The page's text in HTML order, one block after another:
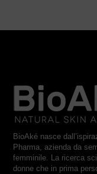
BioAké nasce
Pharma, azienda da
femminile. La ricerca
donne che in prima